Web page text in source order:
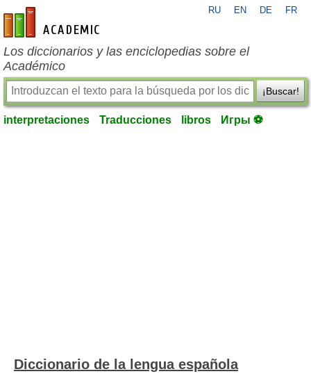
es-academic.com
RU EN DE FR
Los diccionarios y las enciclopedias sobre el
Académico
¡Buscar!
interpretaciones Traducciones libros Игры ⚽
Diccionario de la lengua española